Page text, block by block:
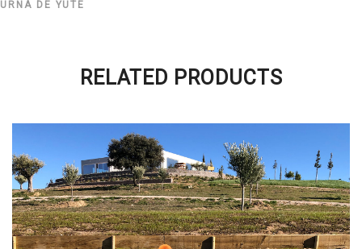
URNA DE YUTE
RELATED PRODUCTS